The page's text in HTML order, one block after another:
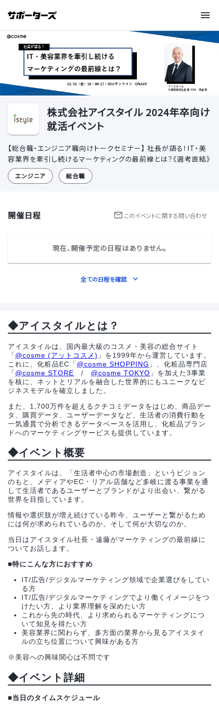
株式会社アイスタイル 2024年卒向け
就活イベント
【総合職・エンジニア職向けトークセミナー】 社長が語る！IT・美
容業界を牽引し続けるマーケティングの最前線とは？《選考直結》
エンジニア 総合職
開催日程 このイベントに関する問い合わせ
現在、開催予定の日程はありません。
全ての日程を確認
◆アイスタイルとは？
アイスタイルは、国内最大級のコスメ・美容の総合サイト
「@cosme (アットコスメ) 」を1999年から運営しています。
これに、化粧品EC「@cosme SHOPPING 」、化粧品専門店
「@cosme STORE / @cosme TOKYO 」を加えた3事業
を核に、ネットとリアルを融合した世界的にもユニークなビ
ジネスモデルを確立しました。
また、1,700万件を超えるクチコミデータをはじめ、商品デー
タ、購買データ、ユーザーデータなど、生活者の消費行動を
一気通貫で分析できるデータベースを活用し、化粧品ブラン
ドへのマーケティングサービスも提供しています。
◆イベント概要
アイスタイルは、「生活者中心の市場創造」というビジョン
のもと、メディアやEC・リアル店舗など多岐に渡る事業を通
して生活者であるユーザーとブランドがより出会い、繋がる
世界を目指しています。
情報や選択肢が増え続けている昨今、ユーザーと繋がるため
には何が求められているのか。そして何が大切なのか。
当日はアイスタイル社長・遠藤がマーケティングの最前線に
ついてお話します。
■特にこんな方におすすめ
IT/広告/デジタルマーケティング領域で企業選びをしてい
る方
IT/広告/デジタルマーケティングでより働くイメージをつ
けたい方、より業界理解を深めたい方
これから先の時代、より求められるマーケティングにつ
いて知見を得たい方
美容業界に関わらず、多方面の業界から見るアイスタイ
ルの立ち位置について興味がある方
※美容への興味関心は不問です
◆イベント詳細
■当日のタイムスケジュール